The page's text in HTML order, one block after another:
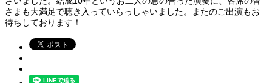
さまも大満足で聴き入っていらっしゃいました。またのご出演もお
待ちしております！